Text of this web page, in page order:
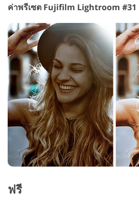
ค่าพรีเซต Fujifilm Lightroom #31
ฟรี